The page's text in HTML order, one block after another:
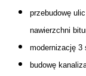
przebudowę
nawierzchni
modernizację 3
budowę